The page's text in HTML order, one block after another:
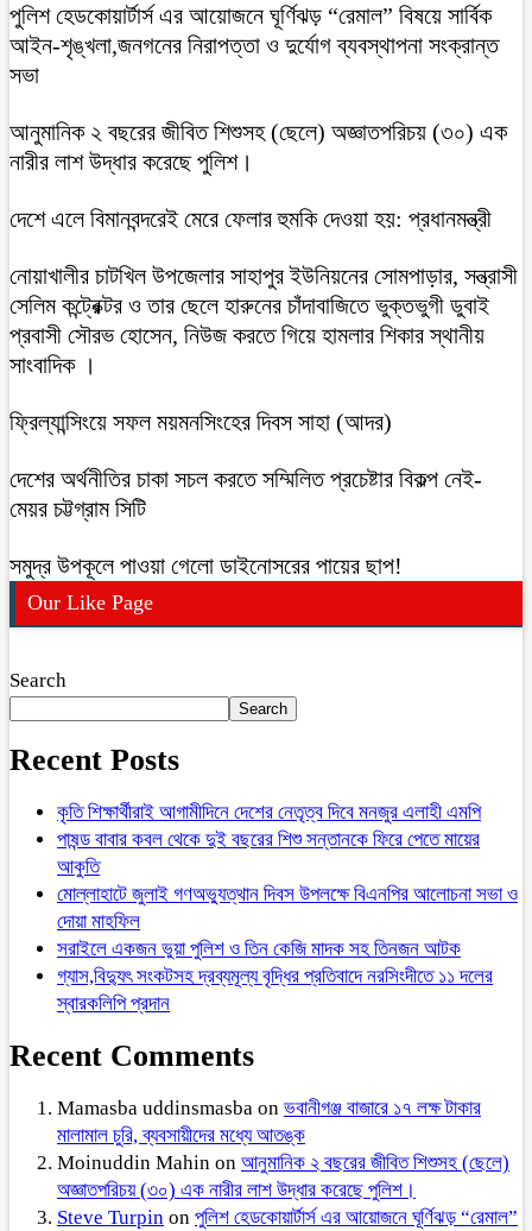
পুলিশ হেডকোয়ার্টার্স এর আয়োজনে ঘূর্ণিঝড় “রেমাল” বিষয়ে সার্বিক
আইন-শৃঙ্খলা,জনগনের নিরাপত্তা ও দুর্যোগ ব্যবস্থাপনা সংক্রান্ত
সভা
আনুমানিক ২ বছরের জীবিত শিশুসহ (ছেলে) অজ্ঞাতপরিচয় (৩০) এক
নারীর লাশ উদ্ধার করেছে পুলিশ।
দেশে এলে বিমানবন্দরেই মেরে ফেলার হুমকি দেওয়া হয়: প্রধানমন্ত্রী
নোয়াখালীর চাটখিল উপজেলার সাহাপুর ইউনিয়নের সোমপাড়ার, সন্ত্রাসী
সেলিম কন্ট্রেক্টর ও তার ছেলে হারুনের চাঁদাবাজিতে ভুক্তভুগী ডুবাই
প্রবাসী সৌরভ হোসেন, নিউজ করতে গিয়ে হামলার শিকার স্থানীয়
সাংবাদিক ।
ফ্রিল্যান্সিংয়ে সফল ময়মনসিংহের দিবস সাহা (আদর)
দেশের অর্থনীতির চাকা সচল করতে সম্মিলিত প্রচেষ্টার বিকল্প নেই-
মেয়র চট্টগ্রাম সিটি
সমুদ্র উপকূলে পাওয়া গেলো ডাইনোসরের পায়ের ছাপ!
Our Like Page
Search
Search
Recent Posts
কৃতি শিক্ষার্থীরাই আগামীদিনে দেশের নেতৃত্ব দিবে মনজুর এলাহী এমপি
পাষন্ড বাবার কবল থেকে দুই বছরের শিশু সন্তানকে ফিরে পেতে মায়ের
আকুতি
মোল্লাহাটে জুলাই গণঅভ্যুত্থান দিবস উপলক্ষে বিএনপির আলোচনা সভা ও
দোয়া মাহফিল
সরাইলে একজন ভুয়া পুলিশ ও তিন কেজি মাদক সহ তিনজন আটক
গ্যাস,বিদ্যুৎ সংকটসহ দ্রব্যমূল্য বৃদ্ধির প্রতিবাদে নরসিংদীতে ১১ দলের
স্বারকলিপি প্রদান
Recent Comments
Mamasba uddinsmasba on ভবানীগঞ্জ বাজারে ১৭ লক্ষ টাকার
মালামাল চুরি, ব্যবসায়ীদের মধ্যে আতঙ্ক
Moinuddin Mahin on আনুমানিক ২ বছরের জীবিত শিশুসহ (ছেলে)
অজ্ঞাতপরিচয় (৩০) এক নারীর লাশ উদ্ধার করেছে পুলিশ।
Steve Turpin on পুলিশ হেডকোয়ার্টার্স এর আয়োজনে ঘূর্ণিঝড় “রেমাল”